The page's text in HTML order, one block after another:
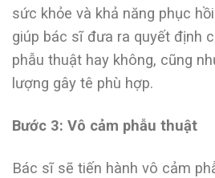
sức khỏe và khả năng phục
giúp bác sĩ đưa ra quyết định
phẫu thuật hay không, cũng
lượng gây tê phù hợp.
Bước 3: Vô cảm phẫu thuật
Bác sĩ sẽ tiến hành vô cảm